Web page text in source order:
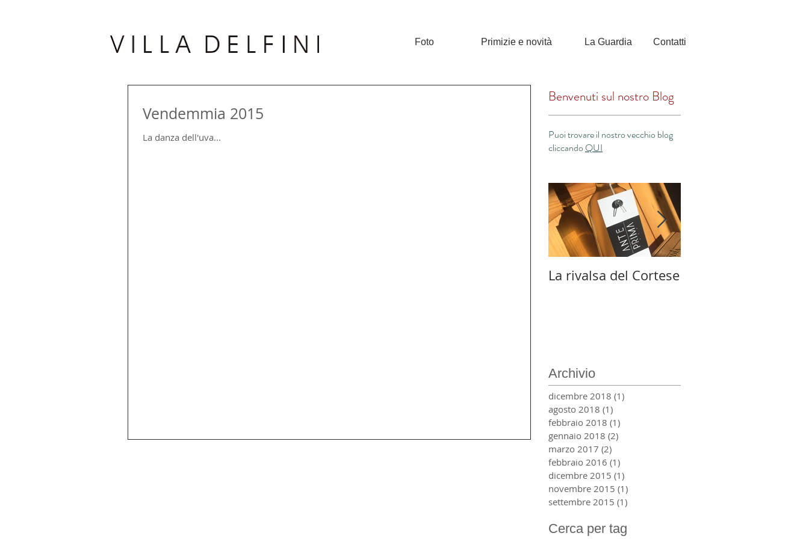
Foto Primizie e novità La Guardia Contatti
Vendemmia 2015
La danza dell'uva...
Benvenuti sul nostro Blog
Puoi trovare il nostro vecchio blog
cliccando QUI
La rivalsa del Cortese
Archivio
dicembre 2018 (1)
agosto 2018 (1)
febbraio 2018 (1)
gennaio 2018 (2)
marzo 2017 (2)
febbraio 2016 (1)
dicembre 2015 (1)
novembre 2015 (1)
settembre 2015 (1)
Cerca per tag